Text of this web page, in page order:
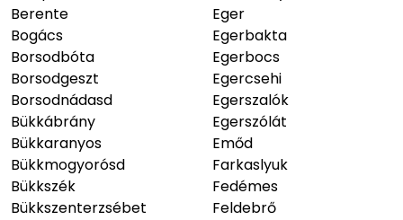
Berente
Bogács
Borsodbóta
Borsodgeszt
Borsodnádasd
Bükkábrány
Bükkaranyos
Bükkmogyorósd
Bükkszék
Bükkszenterzsébet
Eger
Egerbakta
Egerbocs
Egercsehi
Egerszalók
Egerszólát
Emőd
Farkaslyuk
Fedémes
Feldebrő